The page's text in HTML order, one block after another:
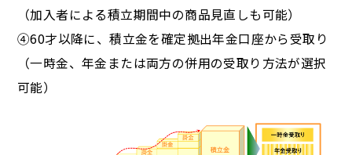
（加入者による積立期間中の商品見直しも可能）
④60才以降に、積立金を確定拠出年金口座から受取り
（一時金、年金または両方の併用の受取り方法が選択
可能）